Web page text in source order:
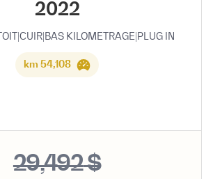
2022
KILOMETRAGE|PLUG IN |
54,108 km
$ 29,492